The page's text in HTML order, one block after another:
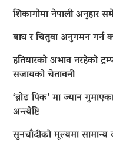
शिकागोमा नेपाली अनुहार
बाघ र चितुवा अनुगमन गर्न
हतियारको अभाव नरहेको
सजायको चेतावनी
‘ब्रोड पिक’ मा ज्यान
अन्त्येष्टि
सुनचाँदीको मूल्यमा सामान्य